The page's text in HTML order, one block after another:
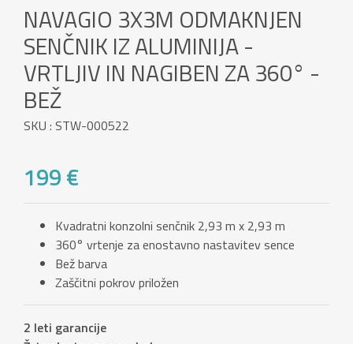
NAVAGIO 3X3M ODMAKNJEN
SENČNIK IZ ALUMINIJA -
VRTLJIV IN NAGIBEN ZA 360° -
BEŽ
SKU : STW-000522
199 €
Kvadratni konzolni senčnik 2,93 m x 2,93 m
360° vrtenje za enostavno nastavitev sence
Bež barva
Zaščitni pokrov priložen
2 leti garancije